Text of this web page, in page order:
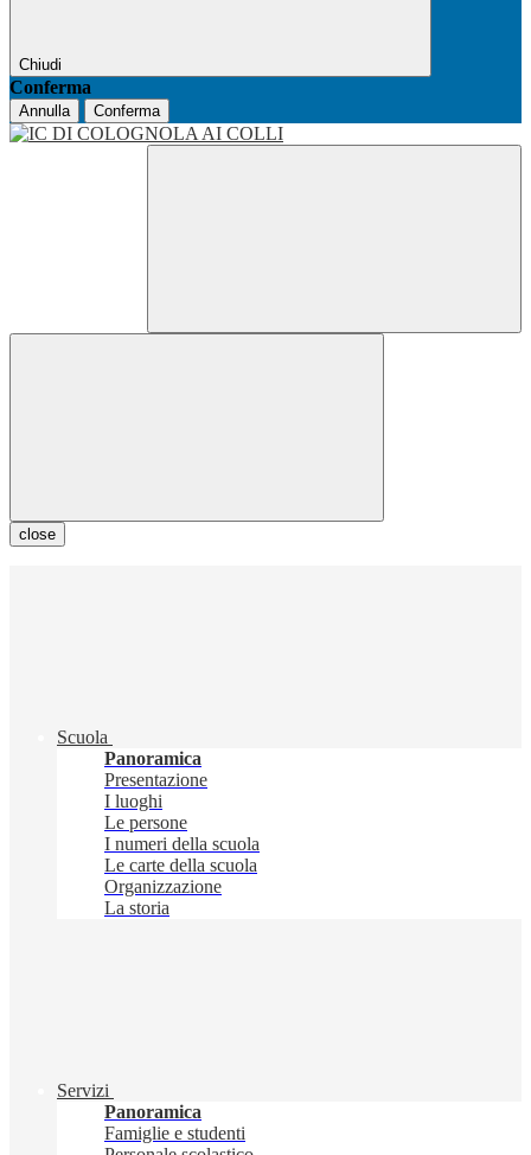
Chiudi
Conferma
Annulla Conferma
close
Scuola
Panoramica
Presentazione
I luoghi
Le persone
I numeri della scuola
Le carte della scuola
Organizzazione
La storia
Servizi
Panoramica
Famiglie e studenti